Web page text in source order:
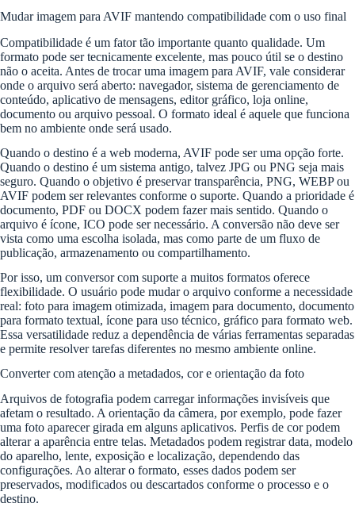
Mudar imagem para AVIF mantendo compatibilidade com o uso final
Compatibilidade é um fator tão importante quanto qualidade. Um
formato pode ser tecnicamente excelente, mas pouco útil se o destino
não o aceita. Antes de trocar uma imagem para AVIF, vale considerar
onde o arquivo será aberto: navegador, sistema de gerenciamento de
conteúdo, aplicativo de mensagens, editor gráfico, loja online,
documento ou arquivo pessoal. O formato ideal é aquele que funciona
bem no ambiente onde será usado.
Quando o destino é a web moderna, AVIF pode ser uma opção forte.
Quando o destino é um sistema antigo, talvez JPG ou PNG seja mais
seguro. Quando o objetivo é preservar transparência, PNG, WEBP ou
AVIF podem ser relevantes conforme o suporte. Quando a prioridade é
documento, PDF ou DOCX podem fazer mais sentido. Quando o
arquivo é ícone, ICO pode ser necessário. A conversão não deve ser
vista como uma escolha isolada, mas como parte de um fluxo de
publicação, armazenamento ou compartilhamento.
Por isso, um conversor com suporte a muitos formatos oferece
flexibilidade. O usuário pode mudar o arquivo conforme a necessidade
real: foto para imagem otimizada, imagem para documento, documento
para formato textual, ícone para uso técnico, gráfico para formato web.
Essa versatilidade reduz a dependência de várias ferramentas separadas
e permite resolver tarefas diferentes no mesmo ambiente online.
Converter com atenção a metadados, cor e orientação da foto
Arquivos de fotografia podem carregar informações invisíveis que
afetam o resultado. A orientação da câmera, por exemplo, pode fazer
uma foto aparecer girada em alguns aplicativos. Perfis de cor podem
alterar a aparência entre telas. Metadados podem registrar data, modelo
do aparelho, lente, exposição e localização, dependendo das
configurações. Ao alterar o formato, esses dados podem ser
preservados, modificados ou descartados conforme o processo e o
destino.